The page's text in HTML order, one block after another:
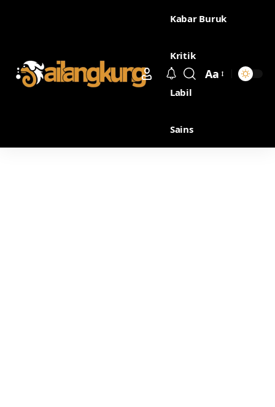
Kabar Buruk
Kritik
Labil
Sains
Aa